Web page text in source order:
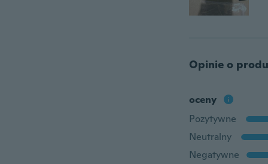
Opinie o
oceny
Pozytywne
Neutralny
Negatywne